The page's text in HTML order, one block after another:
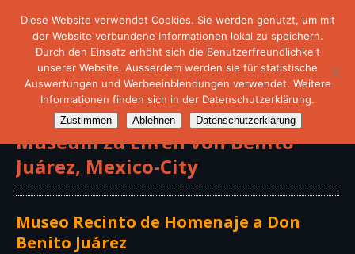
Museum zu Ehren von Benito
Juárez, Mexico-City
Museo Recinto de Homenaje a Don
Benito Juárez
Diese Website verwendet Cookies. Sie werden genutzt, um mit
der Website verbundene Informationen lokal zu speichern.
Durch den Einsatz erhöht sich die Benutzerfreundlichkeit
unserer Website. Ausserdem werden sie für statistische
Auswertungen und Werbeeinblendungen verwendet. Weitere
Informationen finden sich in der Datenschutzerklärung.
Zustimmen Ablehnen Datenschutzerklärung